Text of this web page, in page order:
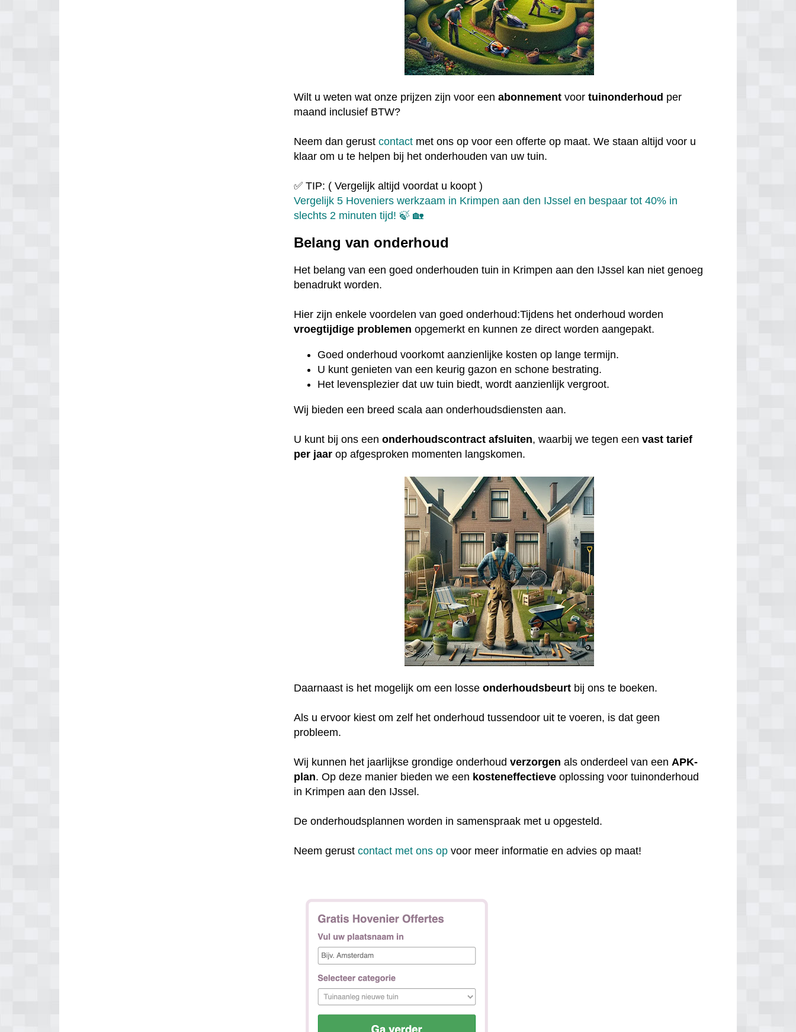
Wilt u weten wat onze prijzen zijn voor eenabonnement voortuinonderhoud per
maand inclusief BTW?
Neem dan gerustcontact met ons op voor een offerte op maat. We staan altijd voor u
klaar om u te helpen bij het onderhouden van uw tuin.
✅ TIP: ( Vergelijk altijd voordat u koopt )
Vergelijk 5 Hoveniers werkzaam in Krimpen aan den IJssel en bespaar tot 40% in
slechts 2 minuten tijd! 🍃 🏡
Belang van onderhoud
Het belang van een goed onderhouden tuin in Krimpen aan den IJssel kan niet genoeg
benadrukt worden.
Hier zijn enkele voordelen van goed onderhoud:Tijdens het onderhoud worden
vroegtijdige problemen opgemerkt en kunnen ze direct worden aangepakt.
Goed onderhoud voorkomt aanzienlijke kosten op lange termijn.
U kunt genieten van een keurig gazon en schone bestrating.
Het levensplezier dat uw tuin biedt, wordt aanzienlijk vergroot.
Wij bieden een breed scala aan onderhoudsdiensten aan.
U kunt bij ons eenonderhoudscontract afsluiten, waarbij we tegen eenvast tarief
per jaar op afgesproken momenten langskomen.
Daarnaast is het mogelijk om een losseonderhoudsbeurt bij ons te boeken.
Als u ervoor kiest om zelf het onderhoud tussendoor uit te voeren, is dat geen
probleem.
Wij kunnen het jaarlijkse grondige onderhoudverzorgen als onderdeel van eenAPK-
plan. Op deze manier bieden we een kosteneffectieve oplossing voor tuinonderhoud
in Krimpen aan den IJssel.
De onderhoudsplannen worden in samenspraak met u opgesteld.
Neem gerustcontact met ons op voor meer informatie en advies op maat!